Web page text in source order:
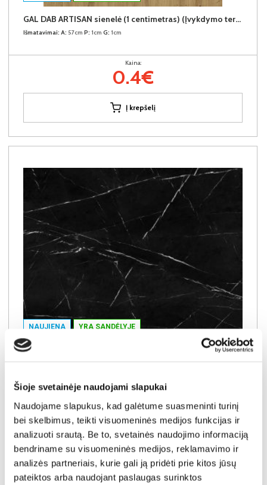
Šioje svetainėje naudojami slapukai
Naudojame slapukus, kad galėtume suasmeninti turinį
bei skelbimus, teikti visuomeninės medijos funkcijas ir
analizuoti srautą. Be to, svetainės naudojimo informaciją
bendriname su visuomeninės medijos, reklamavimo ir
analizės partneriais, kurie gali ją pridėti prie kitos jūsų
pateiktos arba naudojant paslaugas surinktos
GAL DAB ARTISAN sienelė (1 centimetras) (Įvykdymo terminas iki 10d.d.)
Išmatavimai: A: 57cm P: 1cm G: 1cm
Kaina:
0.4€
Į krepšelį
NAUJIENA YRA SANDĖLYJE
GAL JUODAS MARMURAS sienelė (1 centimetras) (Įvykdymo terminas iki 10d.d.)
0.4€
Į krepšelį